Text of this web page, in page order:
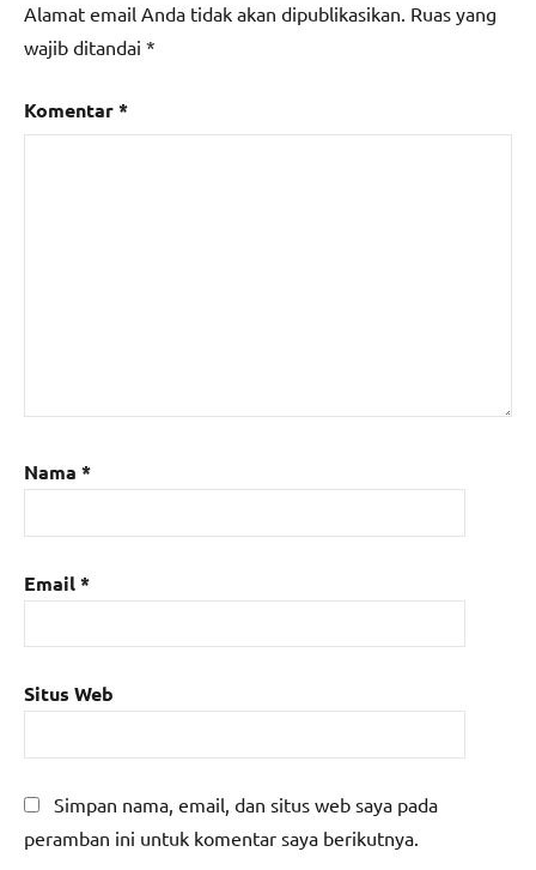
Alamat email Anda tidak akan dipublikasikan. Ruas yang
wajib ditandai *
Komentar*
Nama *
Email*
Situs Web
Simpan nama, email, dan situs web saya pada
peramban ini untuk komentar saya berikutnya.